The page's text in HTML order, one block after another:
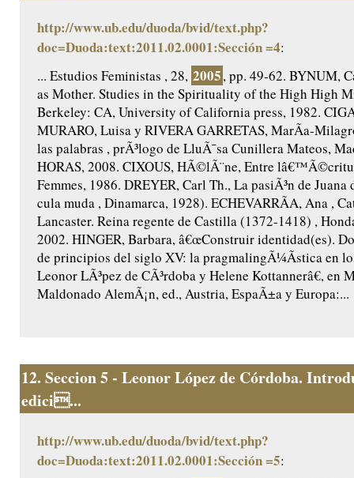
http://www.ub.edu/duoda/bvid/text.php?
doc=Duoda:text:2011.02.0001:Sección =4:
... Estudios Feministas , 28, 2005, pp. 49-62. BYNUM,
as Mother. Studies in the Spirituality of the High High
Berkeley: CA, University of California press, 1982.
MURARO, Luisa y RIVERA GARRETAS, MarÃ­a-
las palabras , prÃ³logo de LluÃ¯sa Cunillera Mateos,
HORAS, 2008. CIXOUS, HÃ©lÃ¨ne, Entre
Femmes, 1986. DREYER, Carl Th., La pasiÃ³n de
cula muda , Dinamarca, 1928). ECHEVARRÃA, Ana ,
Lancaster. Reina regente de Castilla (1372-1418) ,
2002. HINGER, Barbara, â€œConstruir identidad(es).
de principios del siglo XV: la pragmalingÃ¼Ã­stica en
Leonor LÃ³pez de CÃ³rdoba y Helene Kottannerâ€, en
Maldonado AlemÃ¡n, ed., Austria, EspaÃ±a y Europa:...
12. Seccion 5 - Leonor López de Córdoba.
edici...
http://www.ub.edu/duoda/bvid/text.php?
doc=Duoda:text:2011.02.0001:Sección =5: